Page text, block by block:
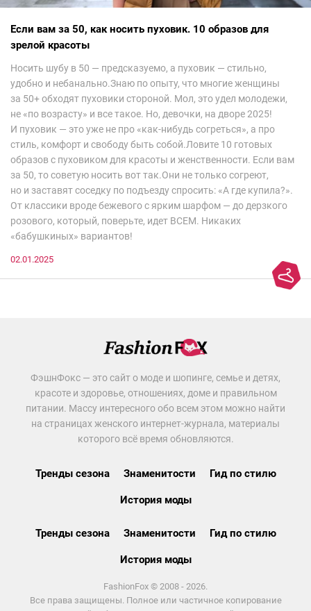
Если вам за 50, как носить пуховик. 10 образов для
зрелой красоты
Носить шубу в 50 — предсказуемо, а пуховик — стильно,
удобно и небанально.Знаю по опыту, что многие женщины
за 50+ обходят пуховики стороной. Мол, это удел молодежи,
не «по возрасту» и все такое. Но, девочки, на дворе 2025!
И пуховик — это уже не про «как-нибудь согреться», а про
стиль, комфорт и свободу быть собой.Ловите 10 готовых
образов с пуховиком для красоты и женственности. Если вам
за 50, то советую носить вот так.Они не только согреют,
но и заставят соседку по подъезду спросить: «А где купила?».
От классики вроде бежевого с ярким шарфом — до дерзкого
розового, который, поверьте, идет ВСЕМ. Никаких
«бабушкиных» вариантов!
02.01.2025
ФэшнФокс — это сайт о моде и шопинге, семье и детях,
красоте и здоровье, отношениях, доме и правильном
питании. Массу интересного обо всем этом можно найти
на страницах женского интернет-журнала, материалы
которого всё время обновляются.
Тренды сезона Знаменитости Гид по стилю
История моды
Тренды сезона Знаменитости Гид по стилю
История моды
FashionFox © 2008 - 2026.
Все права защищены. Полное или частичное копирование